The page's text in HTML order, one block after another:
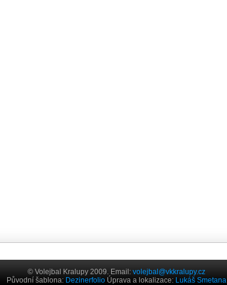
© Volejbal Kralupy 2009. Email: volejbal@vkkralupy.cz
Původní šablona: Dezinerfolio Úprava a lokalizace: Lukáš Smetana